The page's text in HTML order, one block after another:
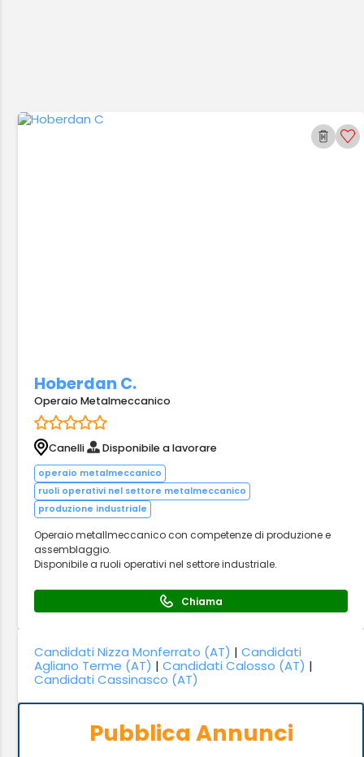
Hoberdan C.
Operaio Metalmeccanico
Canelli Disponibile a lavorare
operaio metalmeccanico
ruoli operativi nel settore metalmeccanico
produzione industriale
Operaio metallmeccanico con competenze di produzione e
assemblaggio.
Disponibile a ruoli operativi nel settore industriale.
Chiama
Candidati Nizza Monferrato (AT) |Candidati
Agliano Terme (AT) |Candidati Calosso (AT) |
Candidati Cassinasco (AT)
Pubblica Annunci